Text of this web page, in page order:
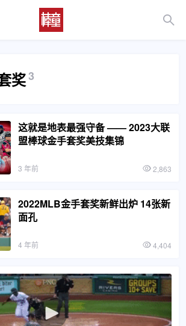
奖3
这就是地表最强守备 —— 2023大联
盟棒球金手套奖美技集锦
3 年前 2,863
2022MLB金手套奖新鲜出炉 14张新
面孔
4 年前 4,404